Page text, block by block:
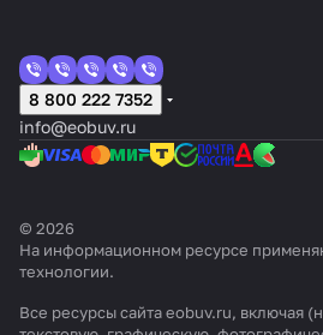
8 800 222 7352
info@eobuv.ru
© 2026
На информационном ресурсе
технологии.
Все ресурсы сайта eobuv.ru, включая